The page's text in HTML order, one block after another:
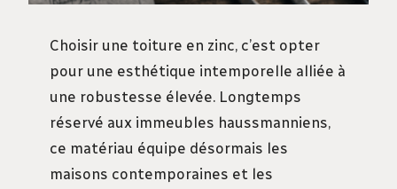
Choisir une toiture en zinc, c’est opter
pour une esthétique intemporelle alliée à
une robustesse élevée. Longtemps
réservé aux immeubles haussmanniens,
ce matériau équipe désormais les
maisons contemporaines et les